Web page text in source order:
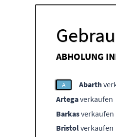
ABHOLUNG
A Abarth
Artegaverkaufen
Barkasverkaufen
Bristolverkaufen